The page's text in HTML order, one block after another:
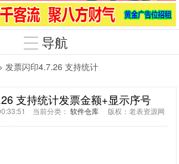
导航
发票闪印4.7.26 支持统计
支持统计发票金额+显示序号
当前分类： 软件仓库 版权：老表资源网